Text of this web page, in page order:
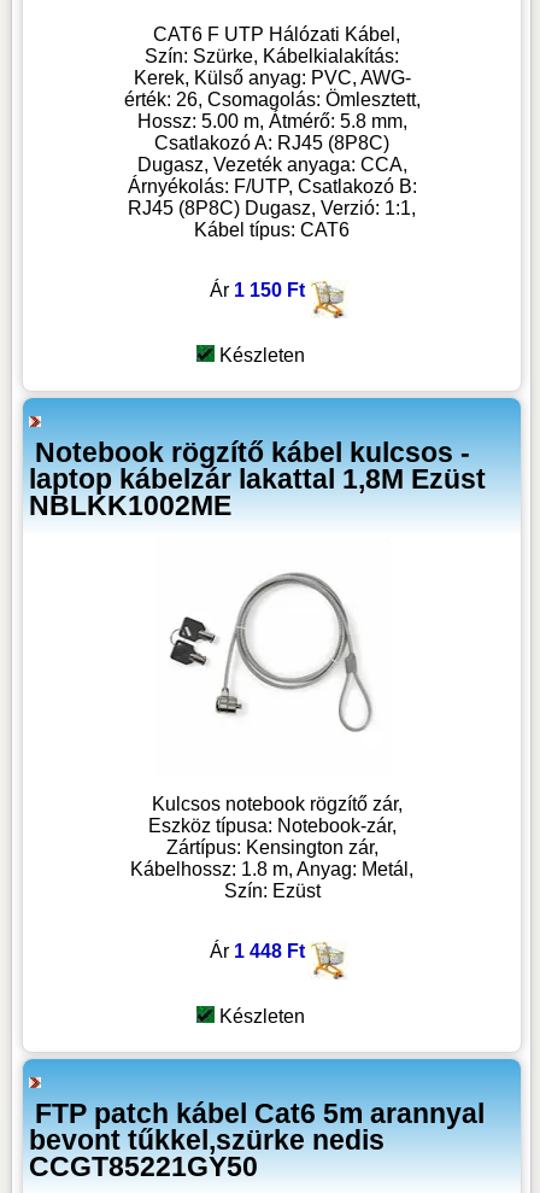
CAT6 F UTP Hálózati Kábel,
Szín: Szürke, Kábelkialakítás:
Kerek, Külső anyag: PVC, AWG-
érték: 26, Csomagolás: Ömlesztett,
Hossz: 5.00 m, Átmérő: 5.8 mm,
Csatlakozó A: RJ45 (8P8C)
Dugasz, Vezeték anyaga: CCA,
Árnyékolás: F/UTP, Csatlakozó B:
RJ45 (8P8C) Dugasz, Verzió: 1:1,
Kábel típus: CAT6
Ár 1 150 Ft
Készleten
Notebook rögzítő kábel kulcsos -
laptop kábelzár lakattal 1,8M Ezüst
NBLKK1002ME
Kulcsos notebook rögzítő zár,
Eszköz típusa: Notebook-zár,
Zártípus: Kensington zár,
Kábelhossz: 1.8 m, Anyag: Metál,
Szín: Ezüst
Ár 1 448 Ft
Készleten
FTP patch kábel Cat6 5m arannyal
bevont tűkkel,szürke nedis
CCGT85221GY50